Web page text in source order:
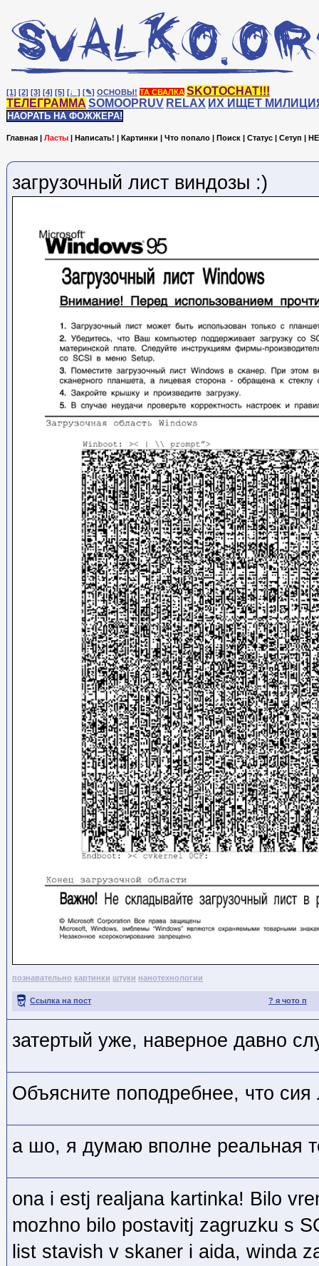
[1] [2] [3] [4] [5] [♩] [✎] ОСНОВЫ! ТА СВАЛКА SKOTOCHAT!!!
ТЕЛЕГРАММА SOMOOPRUV RELAX ИХ ИЩЕТ
НАОРАТЬ НА ФОЖЖЕРА!
Главная | Ласты | Написать! | Картинки | Что попало | Поиск | Статус | Сетуп |
загрузочный лист виндозы :)
познавательно картинки штуки нанотехнологии
? я чото п
Ссылка на пост
затертый уже, наверное давно
Объясните поподребнее, что сия
а шо, я думаю вполне реальная
ona i estj realjana kartinka! Bilo
mozhno bilo postavitj zagruzku s
list stavish v skaner i aida, winda